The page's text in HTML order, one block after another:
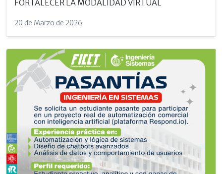
FORTALECER LA MODALIDAD VIRTUAL
20 de Marzo de 2026